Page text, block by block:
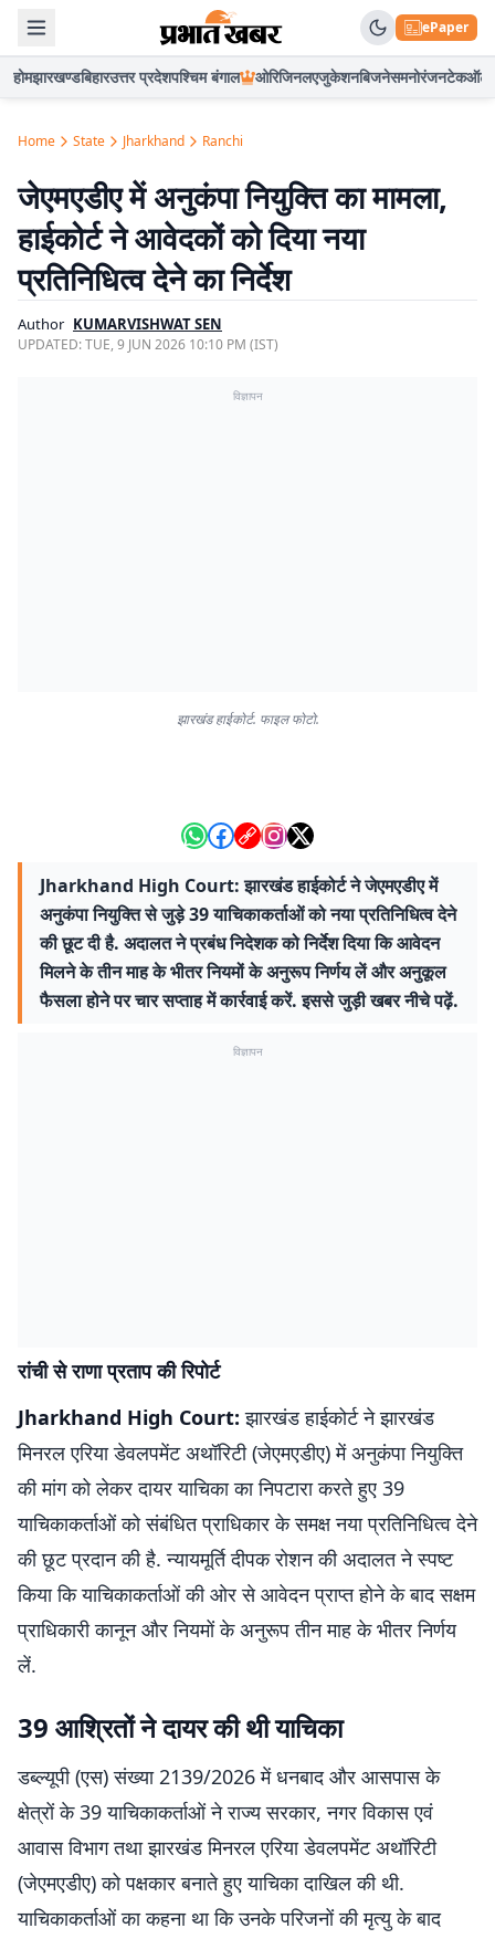
ePaper
होमझारखण्डबिहारउत्तर प्रदेशपश्चिम बंगाल ओरिजिनलएजुकेशनबिजनेसमनोरंजनटेकऑटो
Home State Jharkhand Ranchi
जेएमएडीए में अनुकंपा नियुक्ति का मामला,
हाईकोर्ट ने आवेदकों को दिया नया
प्रतिनिधित्व देने का निर्देश
Author KUMARVISHWAT SEN
UPDATED:TUE, 9 JUN 2026 10:10 PM (IST)
विज्ञापन
झारखंड हाईकोर्ट. फाइल फोटो.
Jharkhand High Court: झारखंड हाईकोर्ट ने जेएमएडीए में
अनुकंपा नियुक्ति से जुड़े 39 याचिकाकर्ताओं को नया प्रतिनिधित्व देने
की छूट दी है. अदालत ने प्रबंध निदेशक को निर्देश दिया कि आवेदन
मिलने के तीन माह के भीतर नियमों के अनुरूप निर्णय लें और अनुकूल
फैसला होने पर चार सप्ताह में कार्रवाई करें. इससे जुड़ी खबर नीचे पढ़ें.
विज्ञापन
रांची से राणा प्रताप की रिपोर्ट
Jharkhand High Court:झारखंड हाईकोर्ट ने झारखंड
मिनरल एरिया डेवलपमेंट अथॉरिटी (जेएमएडीए) में अनुकंपा नियुक्ति
की मांग को लेकर दायर याचिका का निपटारा करते हुए 39
याचिकाकर्ताओं को संबंधित प्राधिकार के समक्ष नया प्रतिनिधित्व देने
की छूट प्रदान की है. न्यायमूर्ति दीपक रोशन की अदालत ने स्पष्ट
किया कि याचिकाकर्ताओं की ओर से आवेदन प्राप्त होने के बाद सक्षम
प्राधिकारी कानून और नियमों के अनुरूप तीन माह के भीतर निर्णय
लें.
39 आश्रितों ने दायर की थी याचिका
डब्ल्यूपी (एस) संख्या 2139/2026 में धनबाद और आसपास के
क्षेत्रों के 39 याचिकाकर्ताओं ने राज्य सरकार, नगर विकास एवं
आवास विभाग तथा झारखंड मिनरल एरिया डेवलपमेंट अथॉरिटी
(जेएमएडीए) को पक्षकार बनाते हुए याचिका दाखिल की थी.
याचिकाकर्ताओं का कहना था कि उनके परिजनों की मृत्यु के बाद